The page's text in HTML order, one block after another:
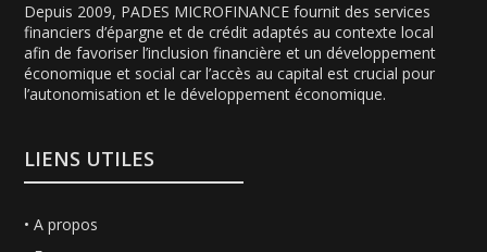
Depuis 2009, PADES MICROFINANCE fournit des services
financiers d’épargne et de crédit adaptés au contexte local
afin de favoriser l’inclusion financière et un développement
économique et social car l’accès au capital est crucial pour
l’autonomisation et le développement économique.
LIENS UTILES
•A propos